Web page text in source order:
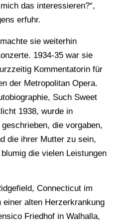
das interessieren?“,
erfuhr.
sie weiterhin
1934-35 war sie
Kommentatorin für
der Metropolitan Opera.
Such Sweet
1938, wurde in
die vorgaben,
die ihrer Mutter zu sein,
die vielen Leistungen
Connecticut im
alten Herzerkrankung
Friedhof in Walhalla,